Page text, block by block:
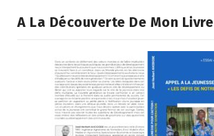
A La Découverte De Mon Livre